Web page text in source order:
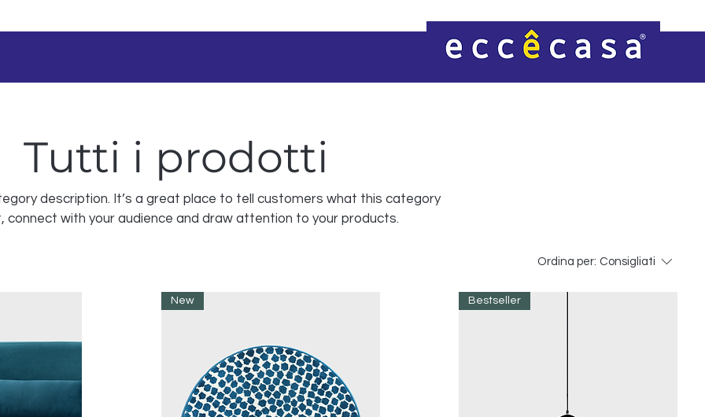
Tutti i prodotti
description. It’s a great place to tell customers what this category
connect with your audience and draw attention to your products.
Ordina per: Consigliati
New Bestseller